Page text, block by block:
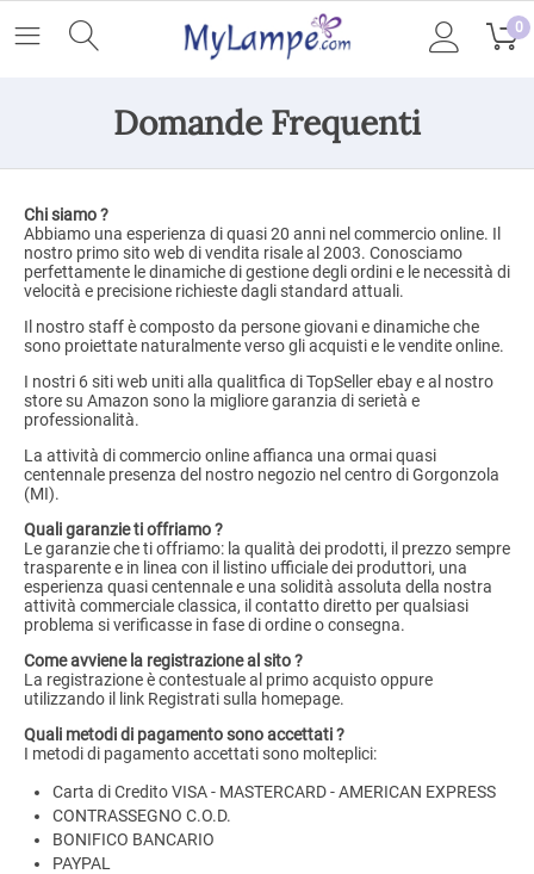
0
Domande Frequenti
Chi siamo ?
Abbiamo una esperienza di quasi 20 anni nel commercio online. Il
nostro primo sito web di vendita risale al 2003. Conosciamo
perfettamente le dinamiche di gestione degli ordini e le necessità di
velocità e precisione richieste dagli standard attuali.
Il nostro staff è composto da persone giovani e dinamiche che
sono proiettate naturalmente verso gli acquisti e le vendite online.
I nostri 6 siti web uniti alla qualitfica di TopSeller ebay e al nostro
store su Amazon sono la migliore garanzia di serietà e
professionalità.
La attività di commercio online affianca una ormai quasi
centennale presenza del nostro negozio nel centro di Gorgonzola
(MI).
Quali garanzie ti offriamo ?
Le garanzie che ti offriamo: la qualità dei prodotti, il prezzo sempre
trasparente e in linea con il listino ufficiale dei produttori, una
esperienza quasi centennale e una solidità assoluta della nostra
attività commerciale classica, il contatto diretto per qualsiasi
problema si verificasse in fase di ordine o consegna.
Come avviene la registrazione al sito ?
La registrazione è contestuale al primo acquisto oppure
utilizzando il link Registrati sulla homepage.
Quali metodi di pagamento sono accettati ?
I metodi di pagamento accettati sono molteplici:
Carta di Credito VISA - MASTERCARD - AMERICAN EXPRESS
CONTRASSEGNO C.O.D.
BONIFICO BANCARIO
PAYPAL